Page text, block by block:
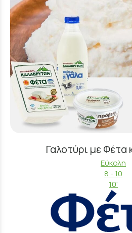
Γαλοτύρι με Φέτα
Εύκολη
8 - 10
10'